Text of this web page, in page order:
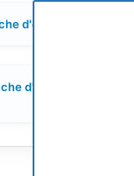
d'encre ?
d'encre